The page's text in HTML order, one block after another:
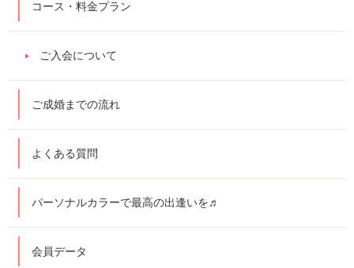
コース・料金プラン
ご入会について
ご成婚までの流れ
よくある質問
パーソナルカラーで最高の出逢いを♬
会員データ